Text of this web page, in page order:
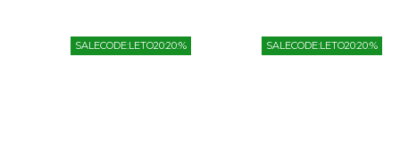
SALECODE:LETO20:20:% SALECODE:LETO20:20:%